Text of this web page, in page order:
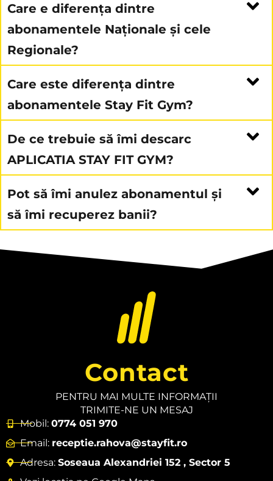
Care e diferența dintre
abonamentele Naționale și cele
Regionale?
Care este diferența dintre
abonamentele Stay Fit Gym?
De ce trebuie să îmi descarc
APLICATIA STAY FIT GYM?
Pot să îmi anulez abonamentul și
să îmi recuperez banii?
Contact
PENTRU MAI MULTE INFORMAȚII
TRIMITE-NE UN MESAJ
Mobil: 0774 051 970
Email: receptie.rahova@stayfit.ro
Adresa: Soseaua Alexandriei 152 , Sector 5